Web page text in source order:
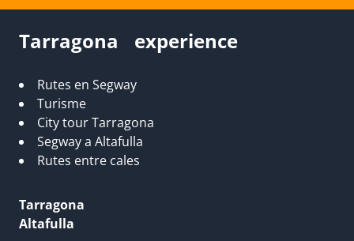
Tarragona experience
Rutes en Segway
Turisme
City tour Tarragona
Segway a Altafulla
Rutes entre cales
Tarragona
Altafulla